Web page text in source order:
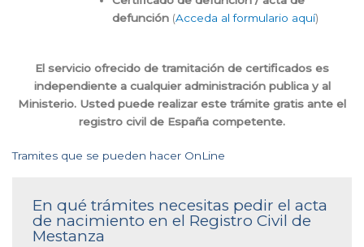
defunción (Acceda al formulario aquí)
El servicio ofrecido de tramitación de certificados es
independiente a cualquier administración publica y al
Ministerio. Usted puede realizar este trámite gratis ante el
registro civil de España competente.
Tramites que se pueden hacer OnLine
En qué trámites necesitas pedir el acta
de nacimiento en el Registro Civil de
Mestanza